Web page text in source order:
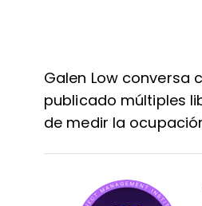
Galen Low conversa
publicado múltiples
de medir la